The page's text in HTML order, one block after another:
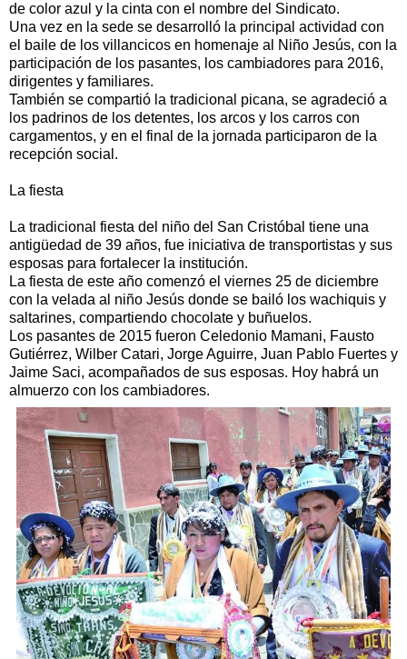
de color azul y la cinta con el nombre del Sindicato.
Una vez en la sede se desarrolló la principal actividad con
el baile de los villancicos en homenaje al Niño Jesús, con la
participación de los pasantes, los cambiadores para 2016,
dirigentes y familiares.
También se compartió la tradicional picana, se agradeció a
los padrinos de los detentes, los arcos y los carros con
cargamentos, y en el final de la jornada participaron de la
recepción social.
La fiesta
La tradicional fiesta del niño del San Cristóbal tiene una
antigüedad de 39 años, fue iniciativa de transportistas y sus
esposas para fortalecer la institución.
La fiesta de este año comenzó el viernes 25 de diciembre
con la velada al niño Jesús donde se bailó los wachiquis y
saltarines, compartiendo chocolate y buñuelos.
Los pasantes de 2015 fueron Celedonio Mamani, Fausto
Gutiérrez, Wilber Catari, Jorge Aguirre, Juan Pablo Fuertes y
Jaime Saci, acompañados de sus esposas. Hoy habrá un
almuerzo con los cambiadores.